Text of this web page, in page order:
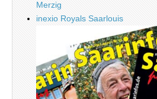
Merzig
inexio Royals Saarlouis